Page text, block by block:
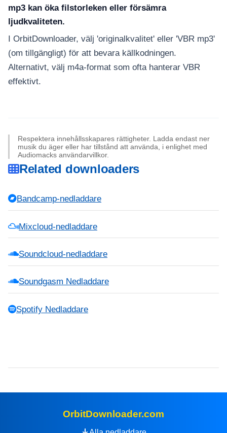
mp3 kan öka filstorleken eller försämra
ljudkvaliteten.
I OrbitDownloader, välj 'originalkvalitet' eller 'VBR mp3'
(om tillgängligt) för att bevara källkodningen.
Alternativt, välj m4a-format som ofta hanterar VBR
effektivt.
Respektera innehållsskapares rättigheter. Ladda endast ner
musik du äger eller har tillstånd att använda, i enlighet med
Audiomacks användarvillkor.
Related downloaders
Bandcamp-nedladdare
Mixcloud-nedladdare
Soundcloud-nedladdare
Soundgasm Nedladdare
Spotify Nedladdare
OrbitDownloader.com